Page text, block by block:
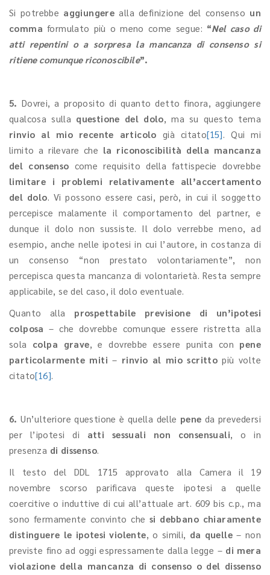
Si potrebbe aggiungere alla definizione del consenso un
comma formulato più o meno come segue: “Nel caso di
atti repentini o a sorpresa la mancanza di consenso si
ritiene comunque riconoscibile”.
5. Dovrei, a proposito di quanto detto finora, aggiungere
qualcosa sulla questione del dolo, ma su questo tema
rinvio al mio recente articolo già citato[15]. Qui mi
limito a rilevare che la riconoscibilità della mancanza
del consenso come requisito della fattispecie dovrebbe
limitare i problemi relativamente all’accertamento
del dolo. Vi possono essere casi, però, in cui il soggetto
percepisce malamente il comportamento del partner, e
dunque il dolo non sussiste. Il dolo verrebbe meno, ad
esempio, anche nelle ipotesi in cui l’autore, in costanza di
un consenso “non prestato volontariamente”, non
percepisca questa mancanza di volontarietà. Resta sempre
applicabile, se del caso, il dolo eventuale.
Quanto alla prospettabile previsione di un’ipotesi
colposa – che dovrebbe comunque essere ristretta alla
sola colpa grave, e dovrebbe essere punita con pene
particolarmente miti – rinvio al mio scritto più volte
citato[16].
6. Un’ulteriore questione è quella delle pene da prevedersi
per l’ipotesi di atti sessuali non consensuali, o in
presenza di dissenso.
Il testo del DDL 1715 approvato alla Camera il 19
novembre scorso parificava queste ipotesi a quelle
coercitive o induttive di cui all’attuale art. 609 bis c.p., ma
sono fermamente convinto che si debbano chiaramente
distinguere le ipotesi violente, o simili, da quelle – non
previste fino ad oggi espressamente dalla legge – di mera
violazione della mancanza di consenso o del dissenso